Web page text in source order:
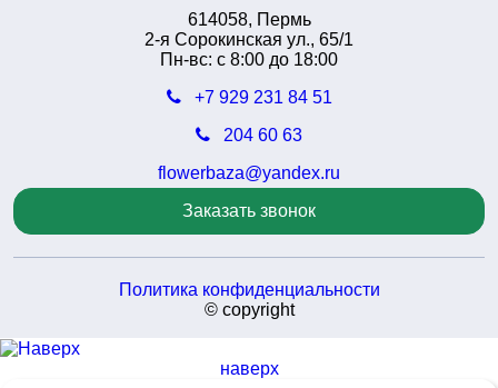
614058, Пермь
2-я Сорокинская ул., 65/1
Пн-вс: с 8:00 до 18:00
+7 929 231 84 51
204 60 63
flowerbaza@yandex.ru
Заказать звонок
Политика конфиденциальности
© copyright
наверх